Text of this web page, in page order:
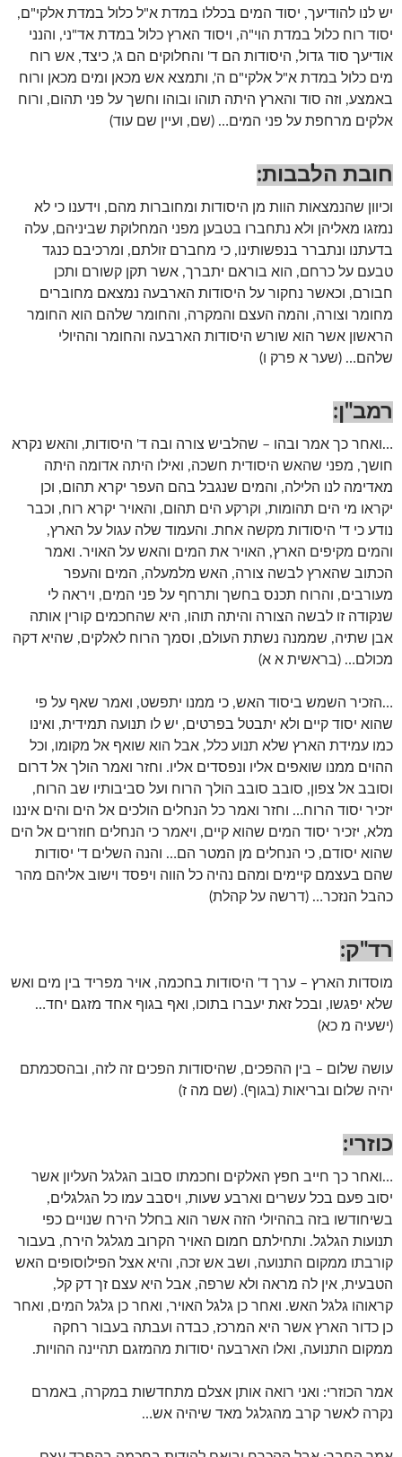
יש לנו להודיעך, יסוד המים בכללו במדת א"ל כלול במדת אלקי"ם,
יסוד רוח כלול במדת הוי"ה, ויסוד הארץ כלול במדת אד"ני, והנני
אודיעך סוד גדול, היסודות הם ד' והחלוקים הם ג', כיצד, אש רוח
מים כלול במדת א"ל אלקי"ם ה', ותמצא אש מכאן ומים מכאן ורוח
באמצע, וזה סוד והארץ היתה תוהו ובוהו וחשך על פני תהום, ורוח
אלקים מרחפת על פני המים… (שם, ועיין שם עוד)
חובת הלבבות:
וכיוון שהנמצאות הוות מן היסודות ומחוברות מהם, וידענו כי לא
נמזגו מאליהן ולא נתחברו בטבען מפני המחלוקת שביניהם, עלה
בדעתנו ונתברר בנפשותינו, כי מחברם זולתם, ומרכיבם כנגד
טבעם על כרחם, הוא בוראם יתברך, אשר תקן קשורם ותכן
חבורם, וכאשר נחקור על היסודות הארבעה נמצאם מחוברים
מחומר וצורה, והמה העצם והמקרה, והחומר שלהם הוא החומר
הראשון אשר הוא שורש היסודות הארבעה והחומר וההיולי
שלהם… (שער א פרק ו)
רמב"ן:
…ואחר כך אמר ובהו – שהלביש צורה ובה ד' היסודות, והאש נקרא
חושך, מפני שהאש היסודית חשכה, ואילו היתה אדומה היתה
מאדימה לנו הלילה, והמים שנגבל בהם העפר יקרא תהום, וכן
יקראו מי הים תהומות, וקרקע הים תהום, והאויר יקרא רוח, וכבר
נודע כי ד' היסודות מקשה אחת. והעמוד שלה עגול על הארץ,
והמים מקיפים הארץ, האויר את המים והאש על האויר. ואמר
הכתוב שהארץ לבשה צורה, האש מלמעלה, המים והעפר
מעורבים, והרוח תכנס בחשך ותרחף על פני המים, ויראה לי
שנקודה זו לבשה הצורה והיתה תוהו, היא שהחכמים קורין אותה
אבן שתיה, שממנה נשתת העולם, וסמך הרוח לאלקים, שהיא דקה
מכולם… (בראשית א א)
…הזכיר השמש ביסוד האש, כי ממנו יתפשט, ואמר שאף על פי
שהוא יסוד קיים ולא יתבטל בפרטים, יש לו תנועה תמידית, ואינו
כמו עמידת הארץ שלא תנוע כלל, אבל הוא שואף אל מקומו, וכל
ההוים ממנו שואפים אליו ונפסדים אליו. וחזר ואמר הולך אל דרום
וסובב אל צפון, סובב סובב הולך הרוח ועל סביבותיו שב הרוח,
יזכיר יסוד הרוח… וחזר ואמר כל הנחלים הולכים אל הים והים איננו
מלא, יזכיר יסוד המים שהוא קיים, ויאמר כי הנחלים חוזרים אל הים
שהוא יסודם, כי הנחלים מן המטר הם… והנה השלים ד' יסודות
שהם בעצמם קיימים ומהם נהיה כל הווה ויפסד וישוב אליהם מהר
כהבל הנזכר… (דרשה על קהלת)
רד"ק:
מוסדות הארץ – ערך ד' היסודות בחכמה, אויר מפריד בין מים ואש
שלא יפגשו, ובכל זאת יעברו בתוכו, ואף בגוף אחד מזגם יחד…
(ישעיה מ כא)
עושה שלום – בין ההפכים, שהיסודות הפכים זה לזה, ובהסכמתם
יהיה שלום ובריאות (בגוף). (שם מה ז)
כוזרי:
…ואחר כך חייב חפץ האלקים וחכמתו סבוב הגלגל העליון אשר
יסוב פעם בכל עשרים וארבע שעות, ויסבב עמו כל הגלגלים,
בשיחודשו בזה בההיולי הזה אשר הוא בחלל הירח שנויים כפי
תנועות הגלגל. ותחילתם חמום האויר הקרוב מגלגל הירח, בעבור
קורבתו ממקום התנועה, ושב אש זכה, והיא אצל הפילוסופים האש
הטבעית, אין לה מראה ולא שרפה, אבל היא עצם זך דק קל,
קראוהו גלגל האש. ואחר כן גלגל האויר, ואחר כן גלגל המים, ואחר
כן כדור הארץ אשר היא המרכז, כבדה ועבתה בעבור רחקה
ממקום התנועה, ואלו הארבעה יסודות מהמזגם תהיינה ההויות.
אמר הכוזרי: ואני רואה אותן אצלם מתחדשות במקרה, באמרם
נקרה לאשר קרב מהגלגל מאד שיהיה אש…